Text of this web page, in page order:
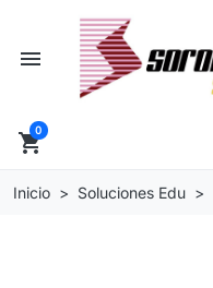
menu
shopping_cart
0
Inicio Soluciones Edu